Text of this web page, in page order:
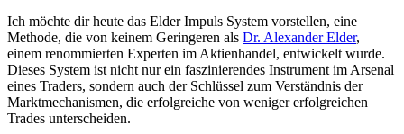
Ich möchte dir heute das Elder Impuls System vorstellen, eine
Methode, die von keinem Geringeren als Dr. Alexander Elder,
einem renommierten Experten im Aktienhandel, entwickelt wurde.
Dieses System ist nicht nur ein faszinierendes Instrument im Arsenal
eines Traders, sondern auch der Schlüssel zum Verständnis der
Marktmechanismen, die erfolgreiche von weniger erfolgreichen
Trades unterscheiden.